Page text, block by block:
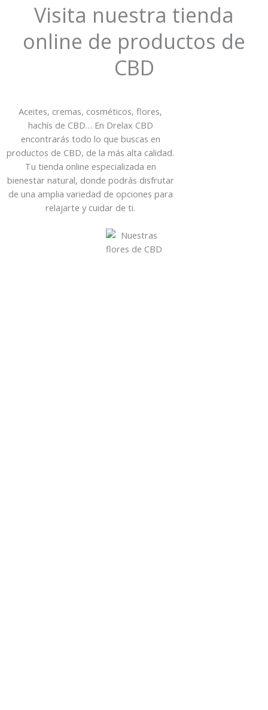
Visita nuestra tienda
online de productos de
CBD
Aceites, cremas, cosméticos, flores,
hachís de CBD… En Drelax CBD
encontrarás todo lo que buscas en
productos de CBD, de la más alta calidad.
Tu tienda online especializada en
bienestar natural, donde podrás disfrutar
de una amplia variedad de opciones para
relajarte y cuidar de ti.